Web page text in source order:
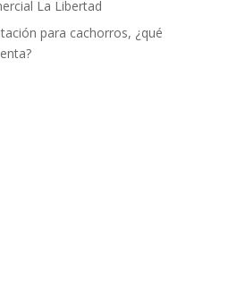
La Libertad
para cachorros, ¿qué